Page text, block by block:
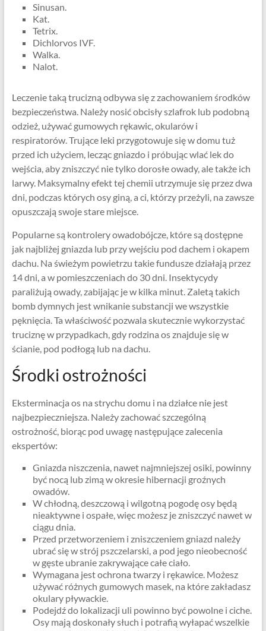
Sinusan.
Kat.
Tetrix.
Dichlorvos IVF.
Walka.
Nalot.
Leczenie taką trucizną odbywa się z zachowaniem środków
bezpieczeństwa. Należy nosić obcisły szlafrok lub podobną
odzież, używać gumowych rękawic, okularów i
respiratorów. Trujące leki przygotowuje się w domu tuż
przed ich użyciem, lecząc gniazdo i próbując wlać lek do
wejścia, aby zniszczyć nie tylko dorosłe owady, ale także ich
larwy. Maksymalny efekt tej chemii utrzymuje się przez dwa
dni, podczas których osy giną, a ci, którzy przeżyli, na zawsze
opuszczają swoje stare miejsce.
Popularne są kontrolery owadobójcze, które są dostępne
jak najbliżej gniazda lub przy wejściu pod dachem i okapem
dachu. Na świeżym powietrzu takie fundusze działają przez
14 dni, a w pomieszczeniach do 30 dni. Insektycydy
paraliżują owady, zabijając je w kilka minut. Zaletą takich
bomb dymnych jest wnikanie substancji we wszystkie
pęknięcia. Ta właściwość pozwala skutecznie wykorzystać
truciznę w przypadkach, gdy rodzina os znajduje się w
ścianie, pod podłogą lub na dachu.
Środki ostrożności
Eksterminacja os na strychu domu i na działce nie jest
najbezpieczniejsza. Należy zachować szczególną
ostrożność, biorąc pod uwagę następujące zalecenia
ekspertów:
Gniazda niszczenia, nawet najmniejszej osiki, powinny
być nocą lub zimą w okresie hibernacji groźnych
owadów.
W chłodną, ​​deszczową i wilgotną pogodę osy będą
nieaktywne i ospałe, więc możesz je zniszczyć nawet w
ciągu dnia.
Przed przetworzeniem i zniszczeniem gniazd należy
ubrać się w strój pszczelarski, a pod jego nieobecność
w gęste ubranie zakrywające całe ciało.
Wymagana jest ochrona twarzy i rękawice. Możesz
używać różnych gumowych masek, na które zakładasz
okulary pływackie.
Podejdź do lokalizacji uli powinno być powolne i ciche.
Osy mają doskonały słuch i potrafią wyłapać wszelkie